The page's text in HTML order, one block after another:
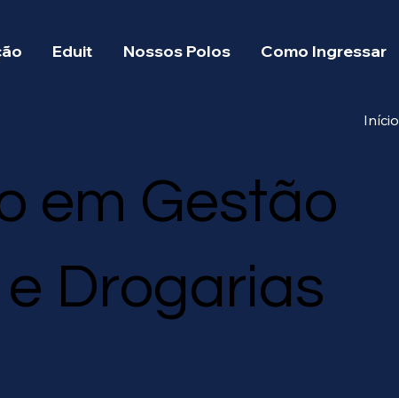
Eduit Nossos Polos Como Ingressar
Início
em Gestão
Drogarias